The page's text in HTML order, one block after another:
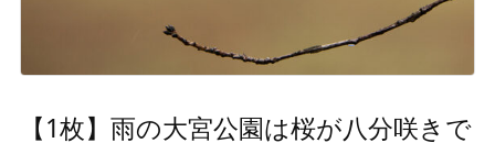
【1枚】雨の大宮公園は桜が八分咲きで